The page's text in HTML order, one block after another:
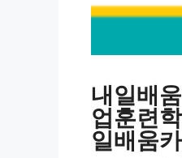
내일배
업훈련
일배움